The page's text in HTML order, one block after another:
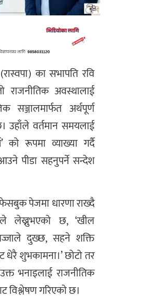
(रास्वपा) का सभापति रवि
राजनीतिक अवस्थालाई
सञ्जालमार्फत अर्थपूर्ण
उहाँले वर्तमान समयलाई
को रूपमा व्याख्या गर्दै
आउने पीडा सहनुपर्ने सन्देश
पेजमा धारणा राख्दै
लेख्नुभएको छ, ‘खील
दुख्छ, सहने शक्ति
धेरै शुभकामना।’ छोटो तर
भनाइलाई राजनीतिक
विश्लेषण गरिएको छ।